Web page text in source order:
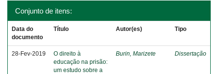
Conjunto de itens:
Data do
documento
Título Autor(es) Tipo
28-Fev-2019
O direito à
educação na prisão:
um estudo sobre a
Burin, Marizete Dissertação